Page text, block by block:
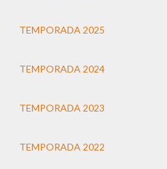
TEMPORADA 2025
TEMPORADA 2024
TEMPORADA 2023
TEMPORADA 2022